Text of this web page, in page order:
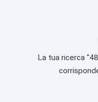
La tua ricerca